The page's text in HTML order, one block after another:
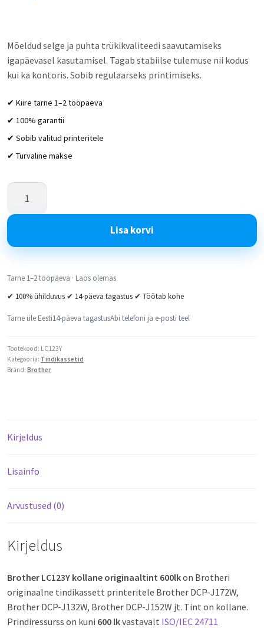
Mõeldud selge ja puhta trükikvaliteedi saavutamiseks
igapäevasel kasutamisel. Tagab stabiilse tulemuse nii kodus
kui ka kontoris. Sobib regulaarseks printimiseks.
✔ Kiire tarne 1–2 tööpäeva
✔ 100% garantii
✔ Sobib valitud printeritele
✔ Turvaline makse
Lisa korvi
Tarne 1–2 tööpäeva · Laos olemas
✔ 100% ühilduvus ✔ 14-päeva tagastus ✔ Töötab kohe
Tarne üle Eesti14-päeva tagastusAbi telefoni ja e-posti teel
Tootekood: LC123Y
Kategooria: Tindikassetid
Bränd: Brother
Kirjeldus
Lisainfo
Arvustused (0)
Kirjeldus
Brother LC123Y kollane originaaltint 600lkon Brotheri
originaalne tindikassett printeritele Brother DCP-J172W,
Brother DCP-J132W, Brother DCP-J152W jt. Tint on kollane.
Prindiressurss on kuni 600 lkvastavalt ISO/IEC 24711